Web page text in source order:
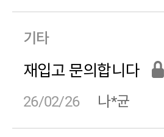
25/12/20
기타
재입고 문의합니다
26/02/26 나*균